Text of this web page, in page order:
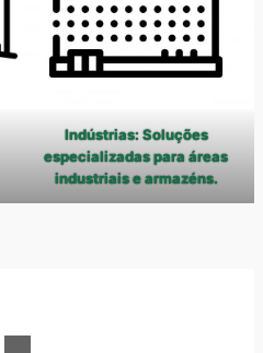
Indústrias: Soluções
especializadas para áreas
industriais e armazéns.